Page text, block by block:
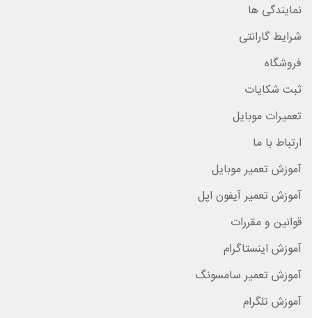
نمایندگی ها
شرایط گارانتی
فروشگاه
ثبت شکایات
تعمیرات موبایل
ارتباط با ما
آموزش تعمیر موبایل
آموزش تعمیر آیفون اپل
قوانین و مقررات
آموزش اینستاگرام
آموزش تعمیر سامسونگ
آموزش تلگرام